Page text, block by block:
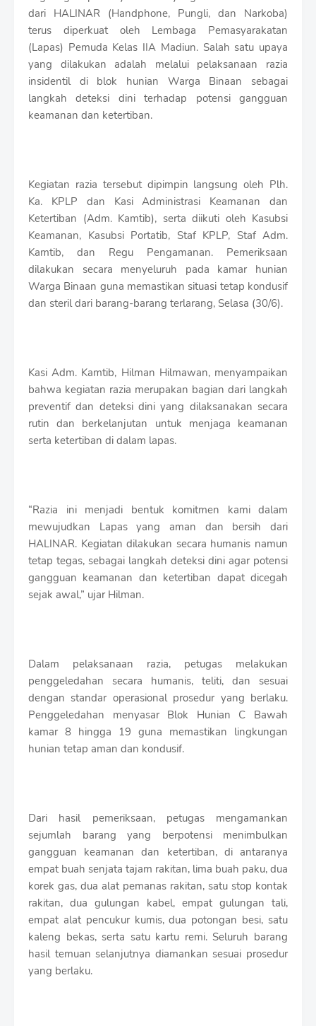
dari HALINAR (Handphone, Pungli, dan Narkoba)
terus diperkuat oleh Lembaga Pemasyarakatan
(Lapas) Pemuda Kelas IIA Madiun. Salah satu upaya
yang dilakukan adalah melalui pelaksanaan razia
insidentil di blok hunian Warga Binaan sebagai
langkah deteksi dini terhadap potensi gangguan
keamanan dan ketertiban.
Kegiatan razia tersebut dipimpin langsung oleh Plh.
Ka. KPLP dan Kasi Administrasi Keamanan dan
Ketertiban (Adm. Kamtib), serta diikuti oleh Kasubsi
Keamanan, Kasubsi Portatib, Staf KPLP, Staf Adm.
Kamtib, dan Regu Pengamanan. Pemeriksaan
dilakukan secara menyeluruh pada kamar hunian
Warga Binaan guna memastikan situasi tetap kondusif
dan steril dari barang-barang terlarang, Selasa (30/6).
Kasi Adm. Kamtib, Hilman Hilmawan, menyampaikan
bahwa kegiatan razia merupakan bagian dari langkah
preventif dan deteksi dini yang dilaksanakan secara
rutin dan berkelanjutan untuk menjaga keamanan
serta ketertiban di dalam lapas.
“Razia ini menjadi bentuk komitmen kami dalam
mewujudkan Lapas yang aman dan bersih dari
HALINAR. Kegiatan dilakukan secara humanis namun
tetap tegas, sebagai langkah deteksi dini agar potensi
gangguan keamanan dan ketertiban dapat dicegah
sejak awal,” ujar Hilman.
Dalam pelaksanaan razia, petugas melakukan
penggeledahan secara humanis, teliti, dan sesuai
dengan standar operasional prosedur yang berlaku.
Penggeledahan menyasar Blok Hunian C Bawah
kamar 8 hingga 19 guna memastikan lingkungan
hunian tetap aman dan kondusif.
Dari hasil pemeriksaan, petugas mengamankan
sejumlah barang yang berpotensi menimbulkan
gangguan keamanan dan ketertiban, di antaranya
empat buah senjata tajam rakitan, lima buah paku, dua
korek gas, dua alat pemanas rakitan, satu stop kontak
rakitan, dua gulungan kabel, empat gulungan tali,
empat alat pencukur kumis, dua potongan besi, satu
kaleng bekas, serta satu kartu remi. Seluruh barang
hasil temuan selanjutnya diamankan sesuai prosedur
yang berlaku.
i
t
h
S
h
r
o
f
f
l
a
t
e
s